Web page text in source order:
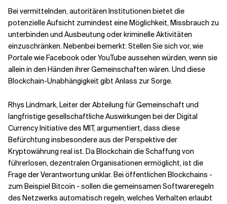
Bei vermittelnden, autoritären Institutionen bietet die
potenzielle Aufsicht zumindest eine Möglichkeit, Missbrauch zu
unterbinden und Ausbeutung oder kriminelle Aktivitäten
einzuschränken. Nebenbei bemerkt: Stellen Sie sich vor, wie
Portale wie Facebook oder YouTube aussehen würden, wenn sie
allein in den Händen ihrer Gemeinschaften wären. Und diese
Blockchain-Unabhängigkeit gibt Anlass zur Sorge.
Rhys Lindmark, Leiter der Abteilung für Gemeinschaft und
langfristige gesellschaftliche Auswirkungen bei der Digital
Currency Initiative des MIT, argumentiert, dass diese
Befürchtung insbesondere aus der Perspektive der
Kryptowährung real ist. Da Blockchain die Schaffung von
führerlosen, dezentralen Organisationen ermöglicht, ist die
Frage der Verantwortung unklar. Bei öffentlichen Blockchains -
zum Beispiel Bitcoin - sollen die gemeinsamen Softwareregeln
des Netzwerks automatisch regeln, welches Verhalten erlaubt